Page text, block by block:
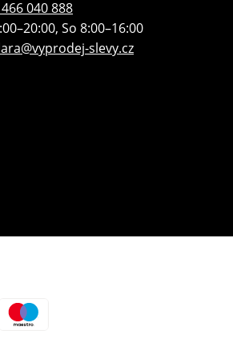
040 888
So 8:00–16:00
slevy.cz